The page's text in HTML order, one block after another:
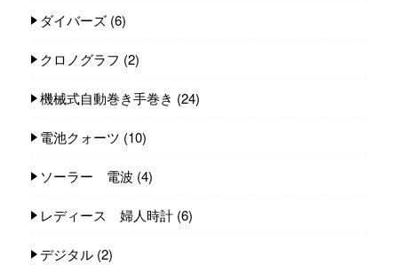
ダイバーズ (6)
クロノグラフ (2)
機械式自動巻き手巻き (24)
電池クォーツ (10)
ソーラー 電波 (4)
レディース 婦人時計 (6)
デジタル (2)